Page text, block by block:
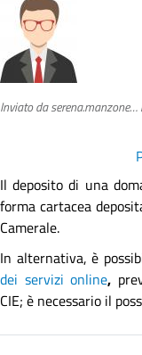
Inviato daserena.manzone…
Il deposito di una
forma cartacea
Camerale.
In alternativa, è
dei servizi online,
CIE; è necessario il